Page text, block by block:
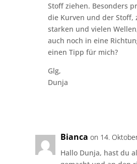
Stoff ziehen. Besonders
die Kurven und der Stoff,
starken und vielen
auch noch in eine
einen Tipp für mich?
Glg,
Dunja
Bianca on 14.
Hallo Dunja, hast du